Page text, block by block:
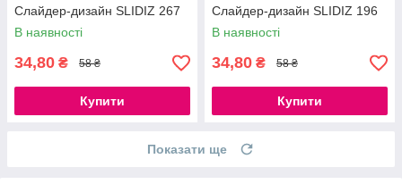
Слайдер-дизайн SLIDIZ 267
В наявності
34,80 ₴ 58 ₴
Купити
Слайдер-дизайн SLIDIZ 196
В наявності
34,80 ₴ 58 ₴
Купити
Показати ще